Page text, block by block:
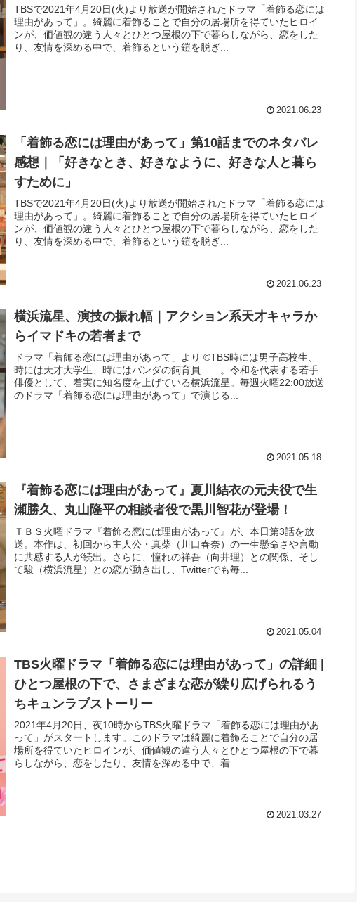
TBSで2021年4月20日(火)より放送が開始されたドラマ「着飾る恋には
理由があって」。綺麗に着飾ることで自分の居場所を得ていたヒロイ
ンが、価値観の違う人々とひとつ屋根の下で暮らしながら、恋をした
り、友情を深める中で、着飾るという鎧を脱ぎ...
2021.06.23
「着飾る恋には理由があって」第10話までのネタバレ
感想｜「好きなとき、好きなように、好きな人と暮ら
すために」
TBSで2021年4月20日(火)より放送が開始されたドラマ「着飾る恋には
理由があって」。綺麗に着飾ることで自分の居場所を得ていたヒロイ
ンが、価値観の違う人々とひとつ屋根の下で暮らしながら、恋をした
り、友情を深める中で、着飾るという鎧を脱ぎ...
2021.06.23
横浜流星、演技の振れ幅｜アクション系天才キャラか
らイマドキの若者まで
ドラマ「着飾る恋には理由があって」より ©TBS時には男子高校生、
時には天才大学生、時にはパンダの飼育員……。令和を代表する若手
俳優として、着実に知名度を上げている横浜流星。毎週火曜22:00放送
のドラマ「着飾る恋には理由があって」で演じる...
2021.05.18
『着飾る恋には理由があって』夏川結衣の元夫役で生
瀬勝久、丸山隆平の相談者役で黒川智花が登場！
ＴＢＳ火曜ドラマ『着飾る恋には理由があって』が、本日第3話を放
送。本作は、初回から主人公・真柴（川口春奈）の一生懸命さや言動
に共感する人が続出。さらに、憧れの祥吾（向井理）との関係、そし
て駿（横浜流星）との恋が動き出し、Twitterでも毎...
2021.05.04
TBS火曜ドラマ「着飾る恋には理由があって」の詳細 |
ひとつ屋根の下で、さまざまな恋が繰り広げられるう
ちキュンラブストーリー
2021年4月20日、夜10時からTBS火曜ドラマ「着飾る恋には理由があ
って」がスタートします。このドラマは綺麗に着飾ることで自分の居
場所を得ていたヒロインが、価値観の違う人々とひとつ屋根の下で暮
らしながら、恋をしたり、友情を深める中で、着...
2021.03.27